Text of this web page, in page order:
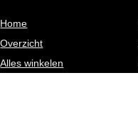
Home
Overzicht
Alles winkelen